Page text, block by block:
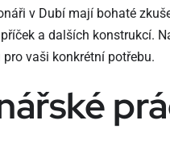
v Dubí mají bohaté
a dalších konstrukcí.
vaši konkrétní potřebu.